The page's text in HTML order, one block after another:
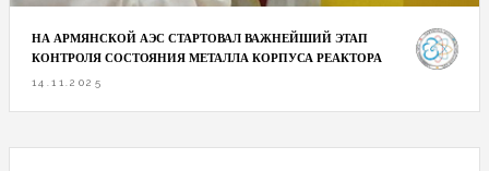
НА АРМЯНСКОЙ АЭС СТАРТОВАЛ ВАЖНЕЙШИЙ ЭТАП
КОНТРОЛЯ СОСТОЯНИЯ МЕТАЛЛА КОРПУСА РЕАКТОРА
14.11.2025